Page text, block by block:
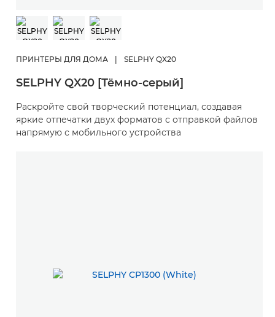
ПРИНТЕРЫ ДЛЯ ДОМА | SELPHY QX20
SELPHY QX20 [Тёмно-серый]
Раскройте свой творческий потенциал, создавая
яркие отпечатки двух форматов с отправкой файлов
напрямую с мобильного устройства